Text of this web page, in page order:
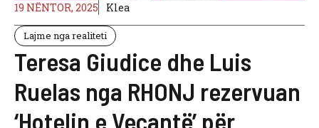
19 NËNTOR, 2025 Klea
Lajme nga realiteti
Teresa Giudice dhe Luis
Ruelas nga RHONJ rezervuan
‘Hotelin e Veçantë’ për